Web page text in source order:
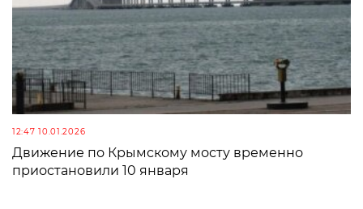
12:47 10.01.2026
Движение по Крымскому мосту временно
приостановили 10 января